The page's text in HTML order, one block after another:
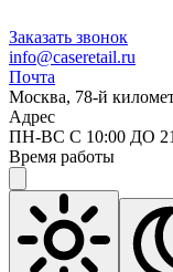
Заказать звонок
info@caseretail.ru
Почта
Москва, 78-й
Адрес
ПН-ВС С 10:00 ДО
Время работы